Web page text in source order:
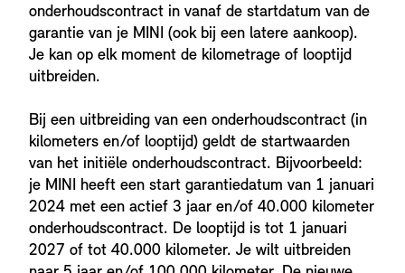
onderhoudscontract in vanaf de startdatum van de
garantie van je MINI (ook bij een latere aankoop).
Je kan op elk moment de kilometrage of looptijd
uitbreiden.
Bij een uitbreiding van een onderhoudscontract (in
kilometers en/of looptijd) geldt de startwaarden
van het initiële onderhoudscontract. Bijvoorbeeld:
je MINI heeft een start garantiedatum van 1 januari
2024 met een actief 3 jaar en/of 40.000 kilometer
onderhoudscontract. De looptijd is tot 1 januari
2027 of tot 40.000 kilometer. Je wilt uitbreiden